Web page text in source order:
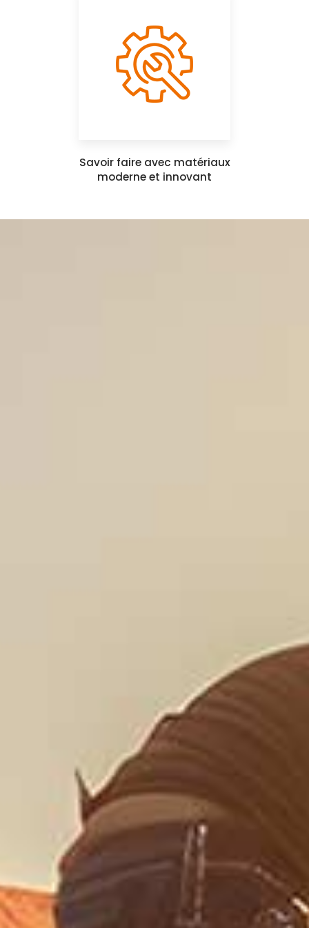
Savoir faire avec matériaux
moderne et innovant